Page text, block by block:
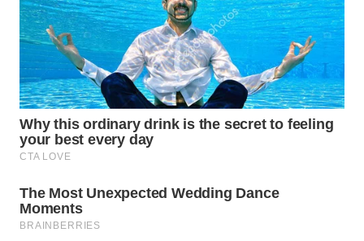
WN
TAPANULI
UTARA
WN
SAMOSIR
PADANG
LAWAS